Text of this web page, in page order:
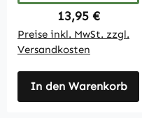
Regulärer Preis:
13,95 €
Preise inkl. MwSt. zzgl.
Versandkosten
In den Warenkorb